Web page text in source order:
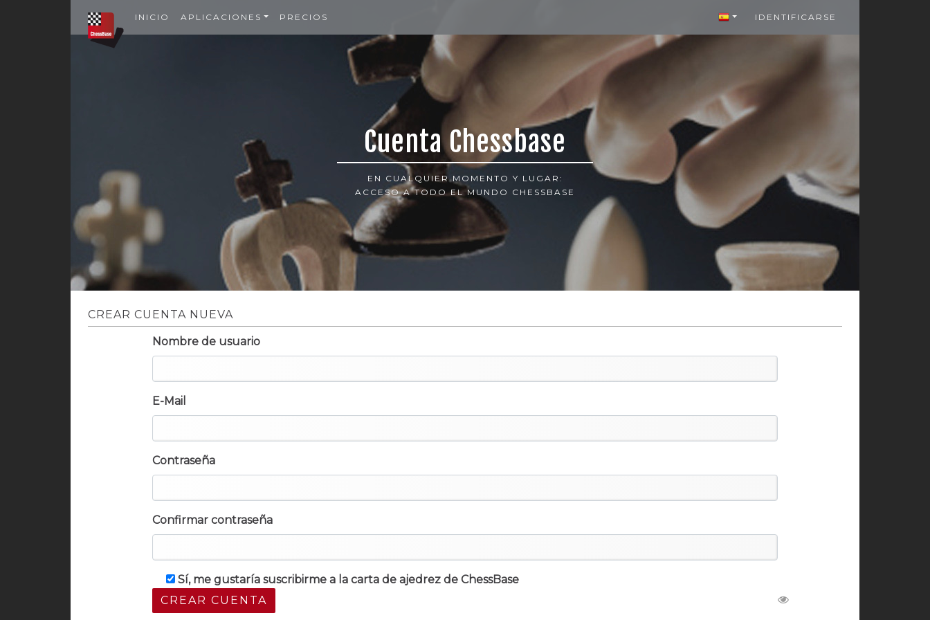
INICIO APLICACIONES PRECIOS IDENTIFICARSE
Cuenta Chessbase
EN CUALQUIER MOMENTO Y LUGAR:
ACCESO A TODO EL MUNDO CHESSBASE
CREAR CUENTA NUEVA
Nombre de usuario
E-Mail
Contraseña
Confirmar contraseña
Sí, me gustaría suscribirme a la carta de ajedrez de ChessBase
CREAR CUENTA